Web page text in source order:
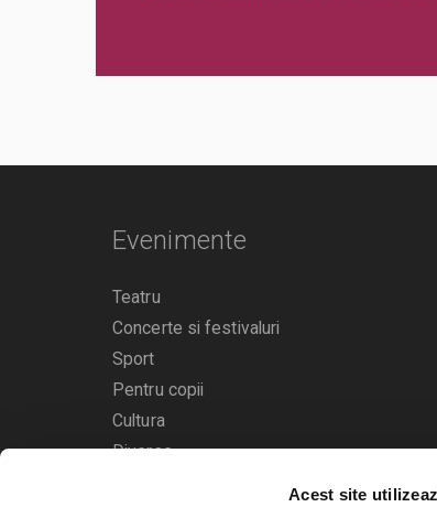
Acest site
Evenimente
Teatru
Concerte si festivaluri
Sport
Pentru copii
Cultura
Diverse
Calendarul evenimentelor